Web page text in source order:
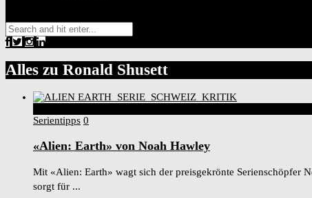
Alles zu Ronald Shusett
Serientipps 0
«Alien: Earth» von Noah Hawley
Mit «Alien: Earth» wagt sich der preisgekrönte Serienschöpfer
sorgt für ...